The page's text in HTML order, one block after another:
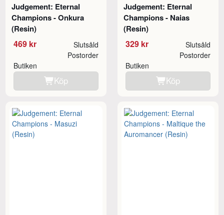
Judgement: Eternal
Champions - Onkura
(Resin)
469 kr Slutsåld
Butiken
Postorder
Köp
Judgement: Eternal
Champions - Naias
(Resin)
329 kr Slutsåld
Butiken
Postorder
Köp